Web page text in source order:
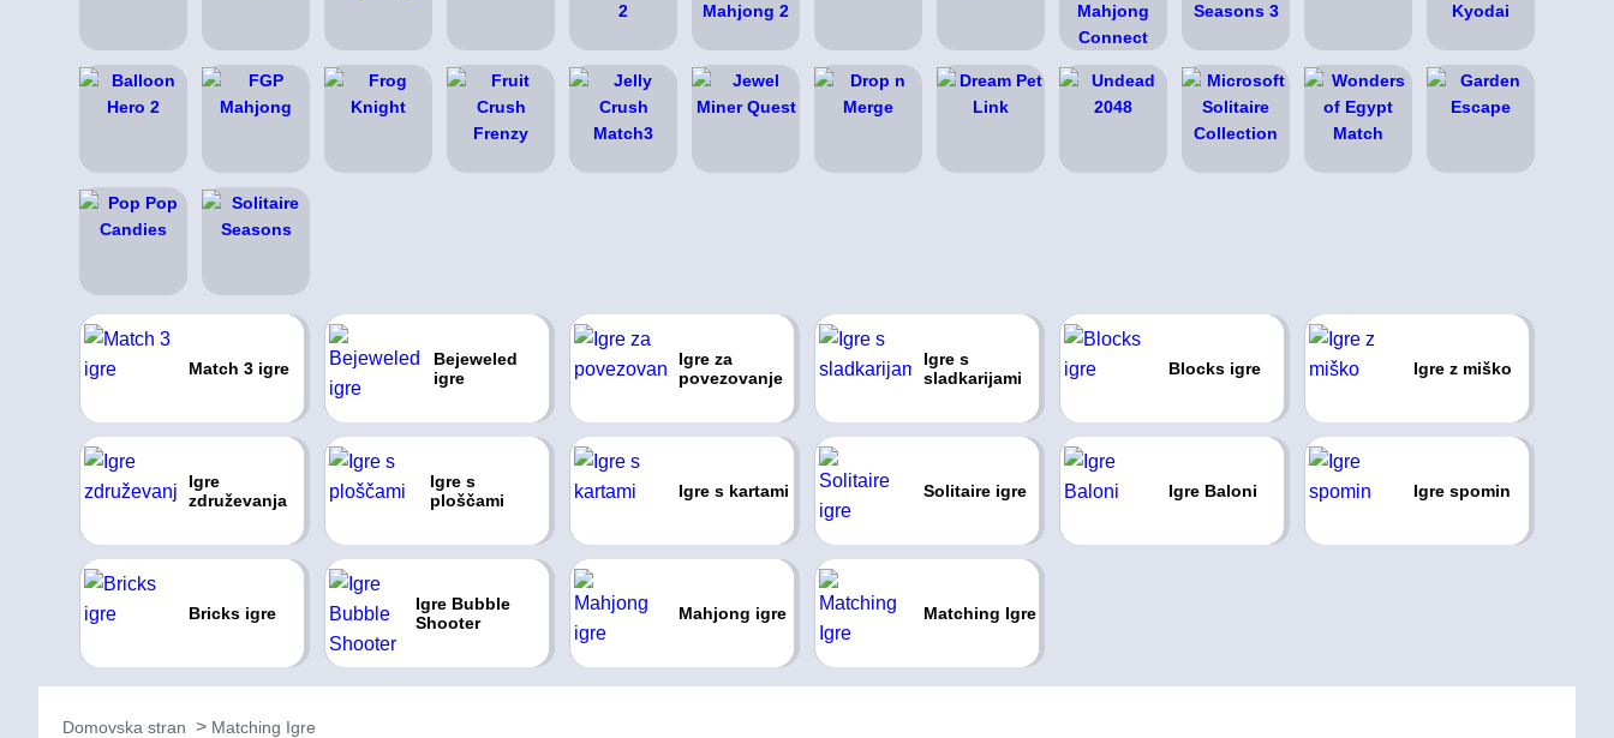
Match 3 igre
Bejeweled
igre
Igre za
povezovanje
Igre s
sladkarijami
Blocks igre Igre z miško
Igre
združevanja
Igre s
ploščami
Igre s kartami Solitaire igre Igre Baloni Igre spomin
Bricks igre
Igre Bubble
Shooter
Mahjong igre Matching Igre
Domovska stran Matching Igre